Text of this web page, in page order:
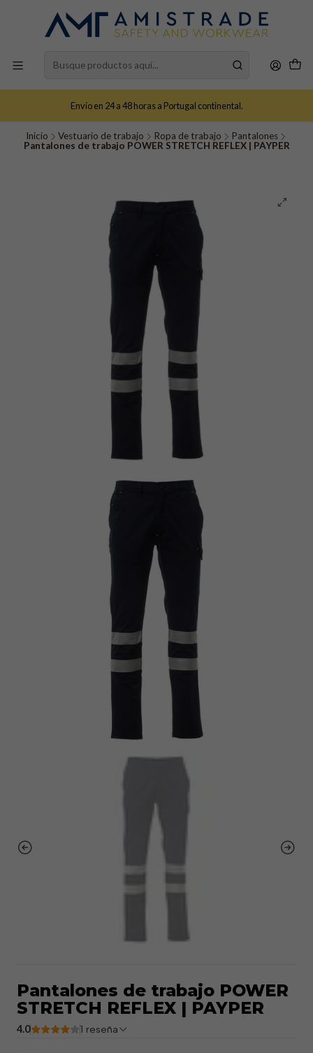
Envío en 24 a 48 horas a Portugal continental.
Inicio Vestuario de trabajo Ropa de trabajo
Pantalones
Pantalones de trabajo POWER STRETCH REFLEX | PAYPER
Pantalones de trabajo POWER
STRETCH REFLEX | PAYPER
4.0 1 reseña